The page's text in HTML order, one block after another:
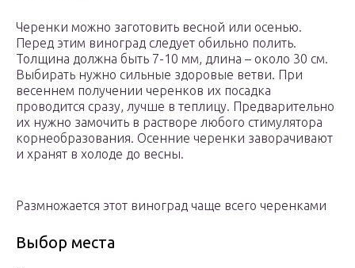
Черенки можно заготовить весной или осенью.
Перед этим виноград следует обильно полить.
Толщина должна быть 7-10 мм, длина – около 30 см.
Выбирать нужно сильные здоровые ветви. При
весеннем получении черенков их посадка
проводится сразу, лучше в теплицу. Предварительно
их нужно замочить в растворе любого стимулятора
корнеобразования. Осенние черенки заворачивают
и хранят в холоде до весны.
Размножается этот виноград чаще всего черенками
Выбор места